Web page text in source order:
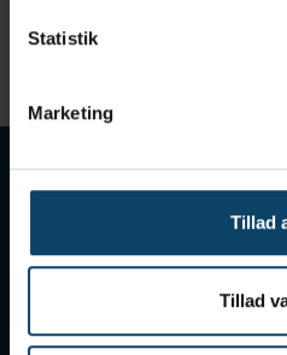
Statistik
Marketing
Tillad
Tillad
Pakkens størrelse:
Tilmeld nyhedsbrev
Modtag vores nyhedsbreve
Gå til tilmelding
Hold dig orienteret omkring